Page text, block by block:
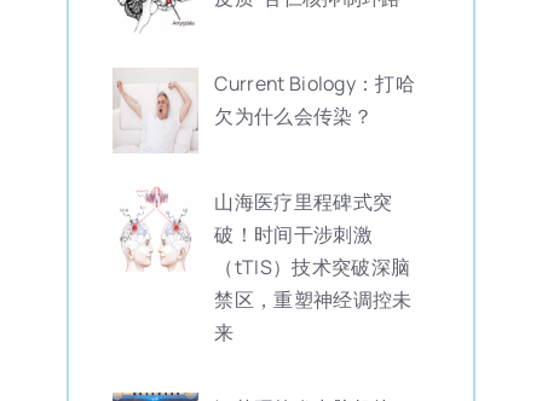
Current Biology：打哈
欠为什么会传染？
山海医疗里程碑式突
破！时间干涉刺激
（tTIS）技术突破深脑
禁区，重塑神经调控未
来